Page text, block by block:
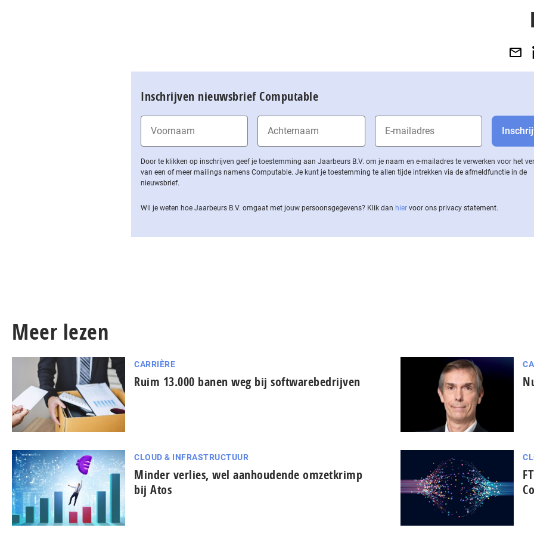
Inschrijven nieuwsbrief Computable
Door te klikken op inschrijven geef je toestemming aan Jaarbeurs B.V. om je naam en e-mailadres te verwerken voor het
van een of meer mailings namens Computable. Je kunt je toestemming te allen tijde intrekken via de af­meld­func­tie in de
nieuwsbrief.
Wil je weten hoe Jaarbeurs B.V. omgaat met jouw per­soons­ge­ge­vens? Klik dan hier voor ons privacy statement.
Meer lezen
CARRIÈRE
Ruim 13.000 banen weg bij softwarebedrijven
CLOUD & INFRASTRUCTUUR
Minder verlies, wel aanhoudende omzetkrimp
bij Atos